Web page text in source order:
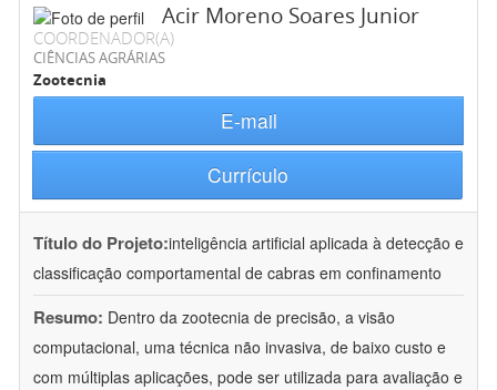
Acir Moreno Soares Junior
COORDENADOR(A)
CIÊNCIAS AGRÁRIAS
Zootecnia
E-mail
Currículo
Título do Projeto:inteligência artificial aplicada à detecção e
classificação comportamental de cabras em confinamento
Resumo: Dentro da zootecnia de precisão, a visão
computacional, uma técnica não invasiva, de baixo custo e
com múltiplas aplicações, pode ser utilizada para avaliação e